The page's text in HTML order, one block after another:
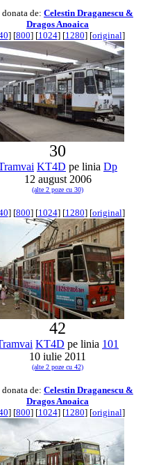
donata de: Celestin Draganescu &
Dragos Anoaica
] [800] [1024] [1280] [original]
30
KT4D pe linia Dp
12 august 2006
(alte 2 poze cu 30)
] [800] [1024] [1280] [original]
42
KT4D pe linia 101
10 iulie 2011
(alte 2 poze cu 42)
donata de: Celestin Draganescu &
Dragos Anoaica
] [800] [1024] [1280] [original]